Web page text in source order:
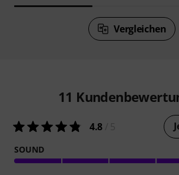
Vergleichen
11
4.8
SOUND